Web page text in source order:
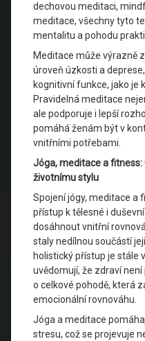
dechovou meditaci,
meditace, všechny tyto
mentalitu a pohodu
Meditace může výrazně
úroveň úzkosti a
kognitivní funkce, jako je
Pravidelná meditace
ale podporuje i lepší
pomáhá ženám být v
vnitřními potřebami.
Jóga, meditace a
životnímu stylu
Spojení jógy, meditace a
přístup k tělesné i
dosáhnout vnitřní
staly nedílnou součástí
holistický přístup je stále
uvědomují, že zdraví
o celkové pohodě, která
emocionální rovnováhu.
Jóga a meditace
stresu, což se projevuje